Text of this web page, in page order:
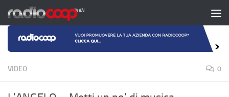
Salta al contenuto
VIDEO 0